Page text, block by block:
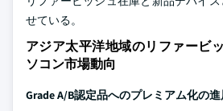
せている。
アジア太平洋地域のリファービ
ソコン市場動向
Grade A/B認定品へのプレミアム化の